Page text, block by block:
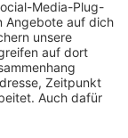
strukturierter
Eine
sei nicht